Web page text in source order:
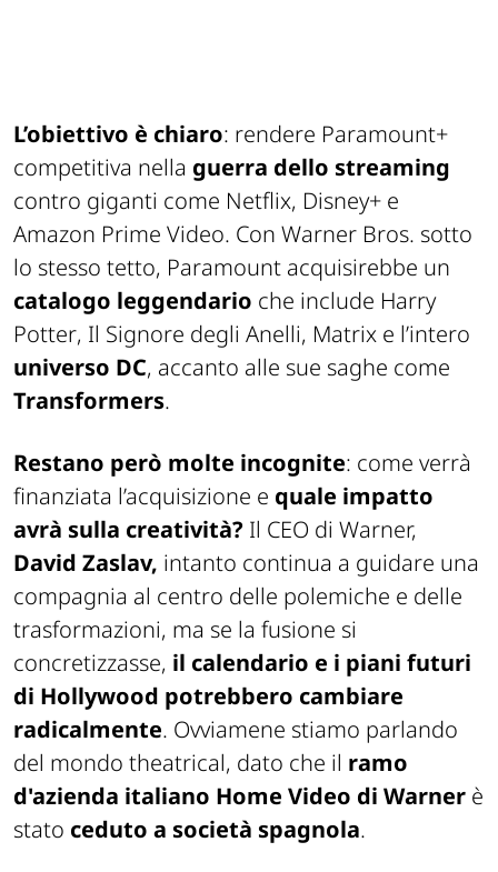
L’obiettivo è chiaro: rendere Paramount+
competitiva nella guerra dello streaming
contro giganti come Netflix, Disney+ e
Amazon Prime Video. Con Warner Bros. sotto
lo stesso tetto, Paramount acquisirebbe un
catalogo leggendario che include Harry
Potter, Il Signore degli Anelli, Matrix e l’intero
universo DC, accanto alle sue saghe come
Transformers.
Restano però molte incognite: come verrà
finanziata l’acquisizione e quale impatto
avrà sulla creatività? Il CEO di Warner,
David Zaslav, intanto continua a guidare una
compagnia al centro delle polemiche e delle
trasformazioni, ma se la fusione si
concretizzasse, il calendario e i piani futuri
di Hollywood potrebbero cambiare
radicalmente. Ovviamene stiamo parlando
del mondo theatrical, dato che il ramo
d'azienda italiano Home Video di Warner è
stato ceduto a società spagnola.